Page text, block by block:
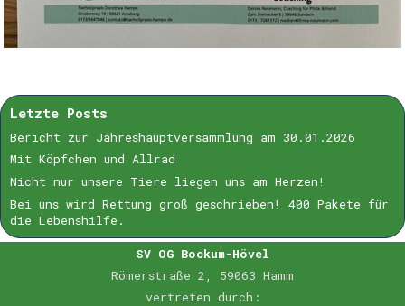
Letzte Posts
Bericht zur Jahreshauptversammlung am 30.01.2026
Mit Köpfchen und Allrad
Nicht nur unsere Tiere liegen uns am Herzen!
Bei uns wird Rettung groß geschrieben! 400 Pakete für
die Lebenshilfe.
SV OG Bockum-Hövel
Römerstraße 2, 59063 Hamm
vertreten durch: